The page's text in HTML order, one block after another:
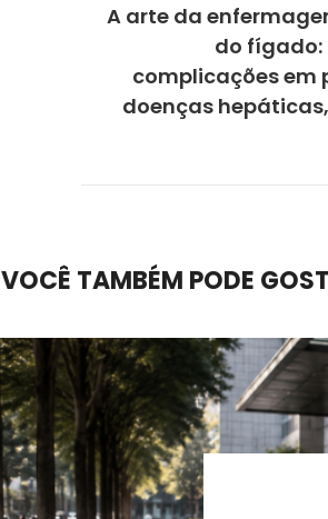
A arte da
do fígado:
complicações em
doenças
VOCÊ TAMBÉM PODE